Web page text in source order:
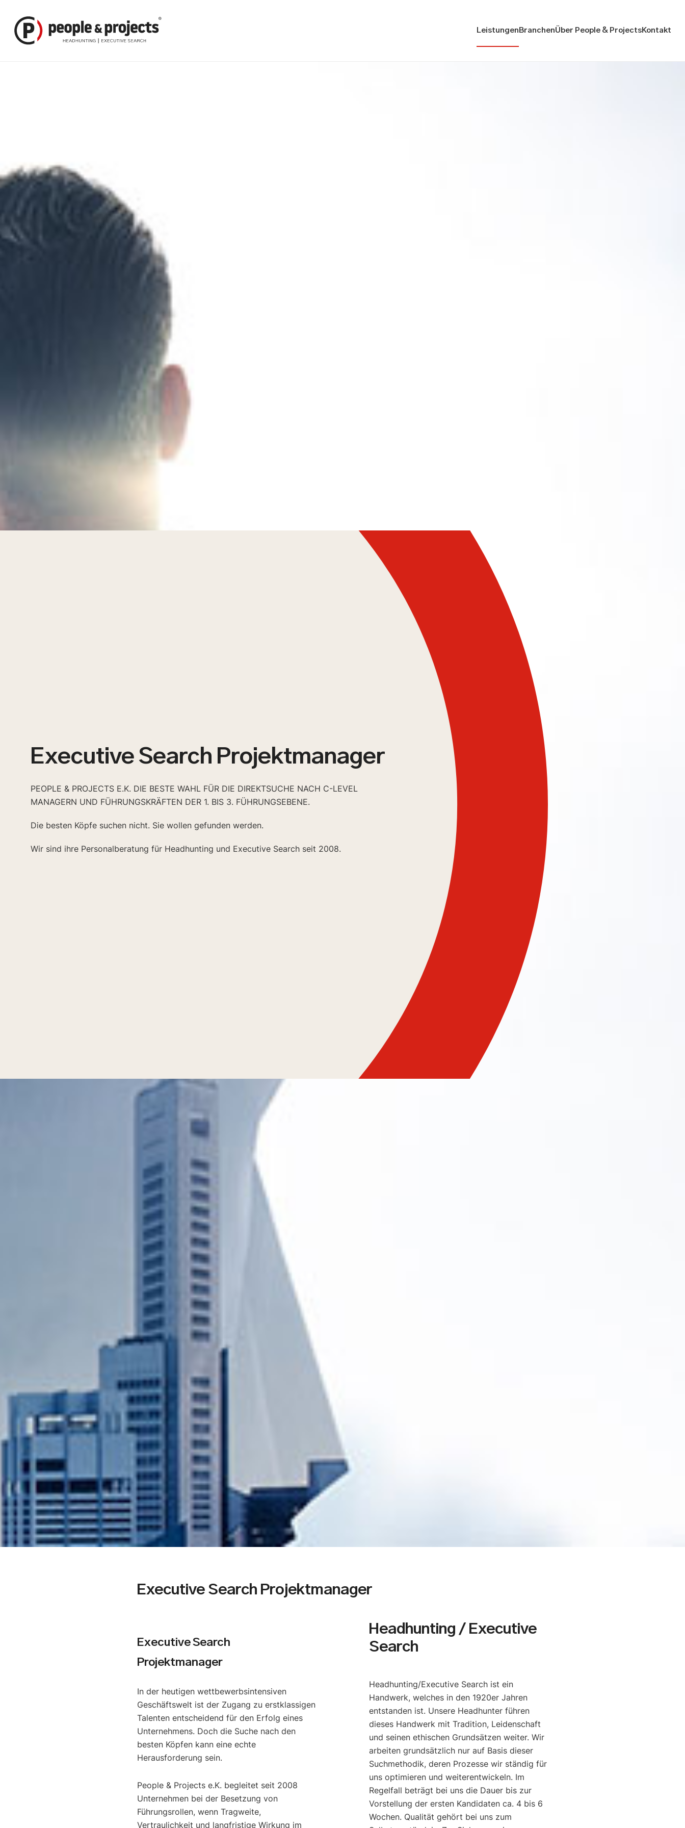
Leistungen BranchenÜber People & Projects Kontakt
Executive Search Projektmanager
PEOPLE & PROJECTS E.K. DIE BESTE WAHL FÜR DIE DIREKTSUCHE NACH C-LEVEL
MANAGERN UND FÜHRUNGSKRÄFTEN DER 1. BIS 3. FÜHRUNGSEBENE.
Die besten Köpfe suchen nicht. Sie wollen gefunden werden.
Wir sind ihre Personalberatung für Headhunting und Executive Search seit 2008.
Executive Search Projektmanager
Executive Search
Projektmanager
In der heutigen wettbewerbsintensiven
Geschäftswelt ist der Zugang zu erstklassigen
Talenten entscheidend für den Erfolg eines
Unternehmens. Doch die Suche nach den
besten Köpfen kann eine echte
Herausforderung sein.
People & Projects e.K. begleitet seit 2008
Unternehmen bei der Besetzung von
Führungsrollen, wenn Tragweite,
Vertraulichkeit und langfristige Wirkung im
Headhunting / Executive
Search
Headhunting/Executive Search ist ein
Handwerk, welches in den 1920er Jahren
entstanden ist. Unsere Headhunter führen
dieses Handwerk mit Tradition, Leidenschaft
und seinen ethischen Grundsätzen weiter. Wir
arbeiten grundsätzlich nur auf Basis dieser
Suchmethodik, deren Prozesse wir ständig für
uns optimieren und weiterentwickeln. Im
Regelfall beträgt bei uns die Dauer bis zur
Vorstellung der ersten Kandidaten ca. 4 bis 6
Wochen. Qualität gehört bei uns zum